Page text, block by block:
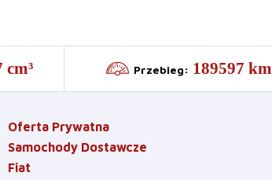
cm³ Przebieg: 189597 km
Oferta Prywatna
Samochody Dostawcze
Fiat